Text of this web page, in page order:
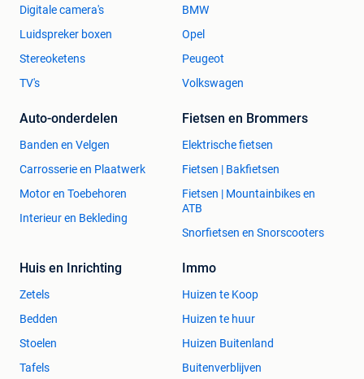
Digitale camera's
Luidspreker boxen
Stereoketens
TV's
BMW
Opel
Peugeot
Volkswagen
Auto-onderdelen
Banden en Velgen
Carrosserie en Plaatwerk
Motor en Toebehoren
Interieur en Bekleding
Fietsen en Brommers
Elektrische fietsen
Fietsen | Bakfietsen
Fietsen | Mountainbikes en
ATB
Snorfietsen en Snorscooters
Huis en Inrichting
Zetels
Bedden
Stoelen
Tafels
Immo
Huizen te Koop
Huizen te huur
Huizen Buitenland
Buitenverblijven